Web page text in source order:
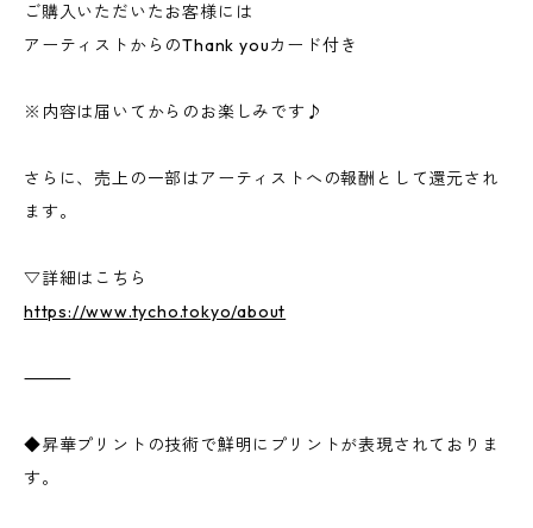
ご購入いただいたお客様には
アーティストからのThank youカード付き
※内容は届いてからのお楽しみです♪
さらに、売上の一部はアーティストへの報酬として還元され
ます。
▽詳細はこちら
https://www.tycho.tokyo/about
⸻
◆昇華プリントの技術で鮮明にプリントが表現されておりま
す。